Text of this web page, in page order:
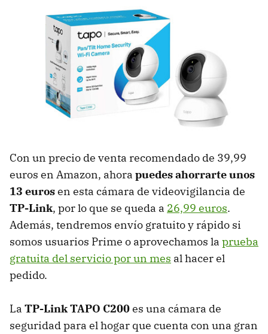
Con un precio de venta recomendado de 39,99
euros en Amazon, ahora puedes ahorrarte unos
13 eurosen esta cámara de videovigilancia de
TP-Link, por lo que se queda a 26,99 euros.
Además, tendremos envío gratuito y rápido si
somos usuarios Prime o aprovechamos la prueba
gratuita del servicio por un mes al hacer el
pedido.
La TP-Link TAPO C200es una cámara de
seguridad para el hogar que cuenta con una gran